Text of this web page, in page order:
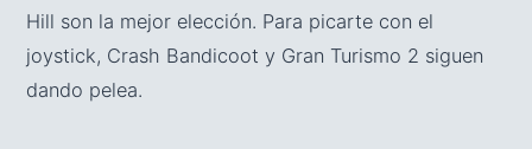
Hill son la mejor elección. Para picarte con el
joystick, Crash Bandicoot y Gran Turismo 2 siguen
dando pelea.